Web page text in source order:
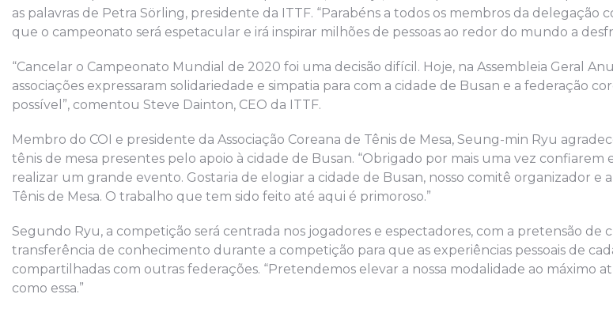
as palavras de Petra Sörling, presidente da ITTF. “Parabéns a todos os membros da delegação
que o campeonato será espetacular e irá inspirar milhões de pessoas ao redor do mundo a
“Cancelar o Campeonato Mundial de 2020 foi uma decisão difícil. Hoje, na Assembleia Geral
associações expressaram solidariedade e simpatia para com a cidade de Busan e a federação
possível”, comentou Steve Dainton, CEO da ITTF.
Membro do COI e presidente da Associação Coreana de Tênis de Mesa, Seung-min Ryu
tênis de mesa presentes pelo apoio à cidade de Busan. “Obrigado por mais uma vez confiarem
realizar um grande evento. Gostaria de elogiar a cidade de Busan, nosso comitê organizador e a
Tênis de Mesa. O trabalho que tem sido feito até aqui é primoroso.”
Segundo Ryu, a competição será centrada nos jogadores e espectadores, com a pretensão de
transferência de conhecimento durante a competição para que as experiências pessoais de
compartilhadas com outras federações. “Pretendemos elevar a nossa modalidade ao máximo
como essa.”